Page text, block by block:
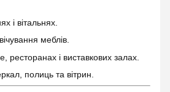
і вітальнях.
меблів.
ресторанах і виставкових залах.
полиць та вітрин.